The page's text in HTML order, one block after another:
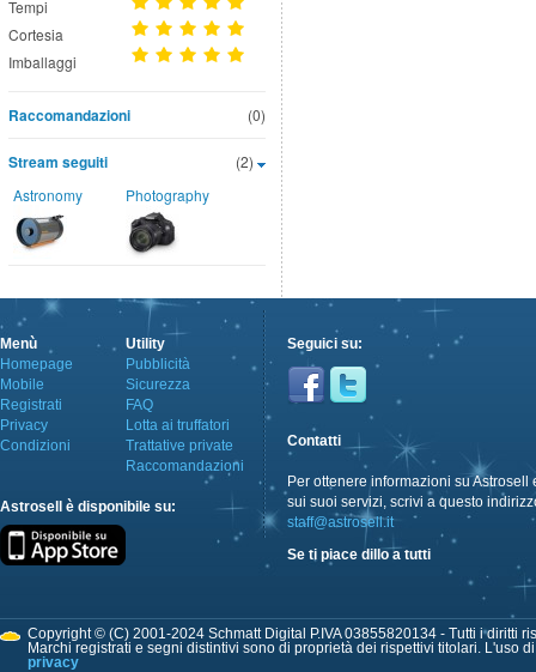
Tempi
Cortesia
Imballaggi
(0)
Raccomandazioni
(2)
Stream seguiti
Astronomy Photography
Menù
Homepage
Mobile
Registrati
Privacy
Condizioni
Utility
Pubblicità
Sicurezza
FAQ
Lotta ai truffatori
Trattative private
Raccomandazioni
Astrosell è disponibile su:
Seguici su:
Contatti
Per ottenere informazioni su Astrosell
sui suoi servizi, scrivi a questo
staff@astrosell.it
Se ti piace dillo a tutti
Copyright © (C) 2001-2024 Schmatt Digital P.IVA 03855820134 - Tutti i diritti
Marchi registrati e segni distintivi sono di proprietà dei rispettivi titolari. L'uso
privacy